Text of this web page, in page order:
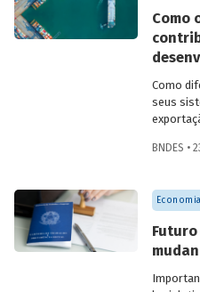
método
projetos
fundos
Como
Como
seus
entenda
BNDES •
Futuro